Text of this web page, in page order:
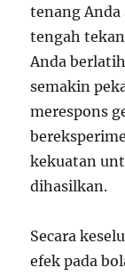
tenang
tengah
Anda
semakin
merespons
kekuatan
dihasilkan.
Secara
efek pada